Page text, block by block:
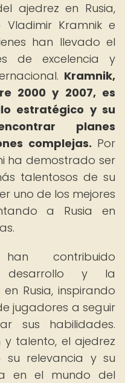
ajedrez en Rusia,
Kramnik e
han llevado el
de excelencia y
Kramnik,
2000 y 2007, es
estratégico y su
planes
complejas. Por
ha demostrado ser
talentosos de su
uno de los mejores
a Rusia en
contribuido
desarrollo y la
Rusia, inspirando
jugadores a seguir
sus habilidades.
talento, el ajedrez
su relevancia y su
en el mundo del